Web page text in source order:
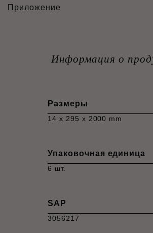
Приложение
Информация о
Размеры
14 x 295 x 2000 mm
Упаковочная единица
6 шт.
SAP
3056217